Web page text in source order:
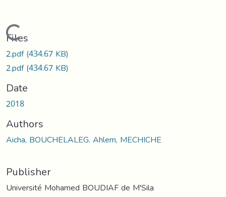
Loading...
Files
2.pdf(434.67 KB)
2.pdf(434.67 KB)
Date
2018
Authors
Aicha, BOUCHELALEG. Ahlem, MECHICHE
Publisher
Université Mohamed BOUDIAF de M'Sila